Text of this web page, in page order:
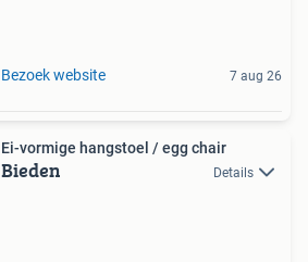
Bezoek website 7 aug 26
Ei-vormige hangstoel / egg chair
Bieden Details